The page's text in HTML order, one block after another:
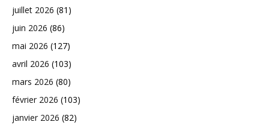
juillet 2026 (81)
juin 2026 (86)
mai 2026 (127)
avril 2026 (103)
mars 2026 (80)
février 2026 (103)
janvier 2026 (82)